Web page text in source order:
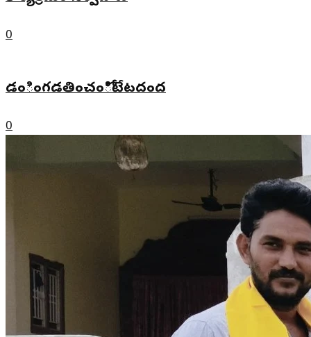
0
డంింగడతించంోిటేటదంద
0